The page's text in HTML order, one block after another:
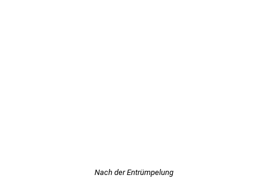
Nach der Entrümpelung